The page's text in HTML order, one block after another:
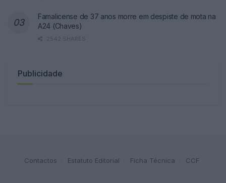
Famalicense de 37 anos morre em despiste de mota na
A24 (Chaves)
2542 SHARES
Publicidade
Contactos Estatuto Editorial Ficha Técnica CCF